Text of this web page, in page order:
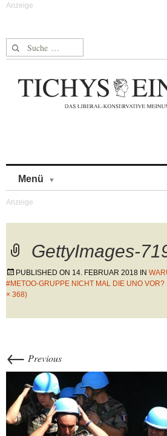
Suche nach:
Menü
GettyImages-
PUBLISHED ON 14. FEBRUAR 2018 IN
#METOO-GRUPPE NICHT MAL DIE UNO VOR?
× 368)
← Previous